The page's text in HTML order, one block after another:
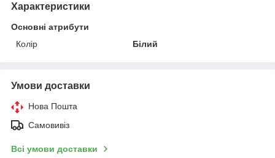
Характеристики
Основні атрибути
Колір
Білий
Умови доставки
Нова Пошта
Самовивіз
Всі умови доставки